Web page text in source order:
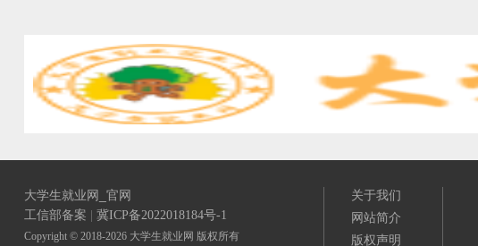
大学生就业网_官网
工信部备案 冀ICP备2022018184号-1
Copyright © 2018-2026 大学生就业网 版权所有
关于我们
网站简介
版权声明